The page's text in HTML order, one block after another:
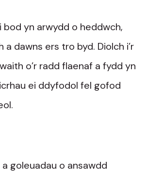
yn arwydd o heddwch,
dawns ers tro byd. Diolch i’r
o’r radd flaenaf a fydd yn
ei ddyfodol fel gofod
goleuadau o ansawdd